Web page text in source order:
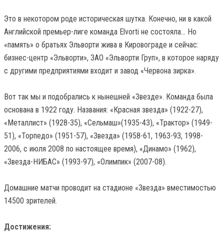
Это в некотором роде историческая шутка. Конечно, ни в какой
Английской премьер-лиге команда Elvorti не состояла... Но
«память» о братьях Эльворти жива в Кировограде и сейчас:
бизнес-центр «Эльворти», ЗАО «Эльворти Груп», в которое наряду
с другими предприятиями входит и завод «Червона зирка».
Вот так мы и подобрались к нынешней «Звезде». Команда была
основана в 1922 году. Названия: «Красная звезда» (1922-27),
«Металлист» (1928-35), «Сельмаш»(1935-43), «Трактор» (1949-
51), «Торпедо» (1951-57), «Звезда» (1958-61, 1963-93, 1998-
2006, с июля 2008 по настоящее время), «Динамо» (1962),
«Звезда-НИБАС» (1993-97), «Олимпик» (2007-08).
Домашние матчи проводит на стадионе «Звезда» вместимостью
14500 зрителей.
Достижения: